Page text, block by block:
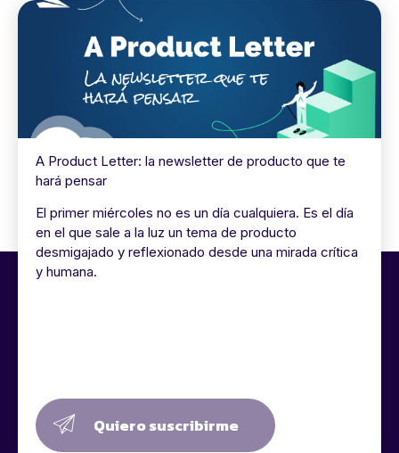
A Product Letter: la newsletter de producto que te
hará pensar
El primer miércoles no es un día cualquiera. Es el día
en el que sale a la luz un tema de producto
desmigajado y reflexionado desde una mirada crítica
y humana.
Quiero suscribirme